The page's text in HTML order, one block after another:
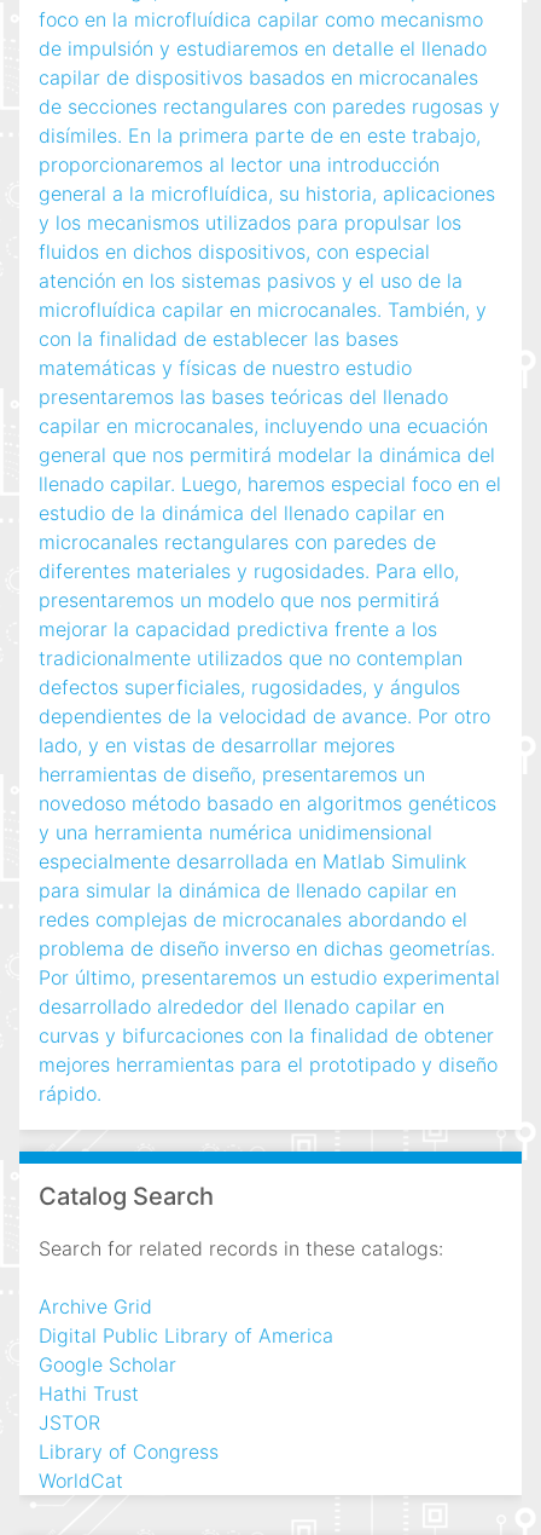
foco en la microfluídica capilar como mecanismo
de impulsión y estudiaremos en detalle el llenado
capilar de dispositivos basados en microcanales
de secciones rectangulares con paredes rugosas y
disímiles. En la primera parte de en este trabajo,
proporcionaremos al lector una introducción
general a la microfluídica, su historia, aplicaciones
y los mecanismos utilizados para propulsar los
fluidos en dichos dispositivos, con especial
atención en los sistemas pasivos y el uso de la
microfluídica capilar en microcanales. También, y
con la finalidad de establecer las bases
matemáticas y físicas de nuestro estudio
presentaremos las bases teóricas del llenado
capilar en microcanales, incluyendo una ecuación
general que nos permitirá modelar la dinámica del
llenado capilar. Luego, haremos especial foco en el
estudio de la dinámica del llenado capilar en
microcanales rectangulares con paredes de
diferentes materiales y rugosidades. Para ello,
presentaremos un modelo que nos permitirá
mejorar la capacidad predictiva frente a los
tradicionalmente utilizados que no contemplan
defectos superficiales, rugosidades, y ángulos
dependientes de la velocidad de avance. Por otro
lado, y en vistas de desarrollar mejores
herramientas de diseño, presentaremos un
novedoso método basado en algoritmos genéticos
y una herramienta numérica unidimensional
especialmente desarrollada en Matlab Simulink
para simular la dinámica de llenado capilar en
redes complejas de microcanales abordando el
problema de diseño inverso en dichas geometrías.
Por último, presentaremos un estudio experimental
desarrollado alrededor del llenado capilar en
curvas y bifurcaciones con la finalidad de obtener
mejores herramientas para el prototipado y diseño
rápido.
Catalog Search
Search for related records in these catalogs:
Archive Grid
Digital Public Library of America
Google Scholar
Hathi Trust
JSTOR
Library of Congress
WorldCat